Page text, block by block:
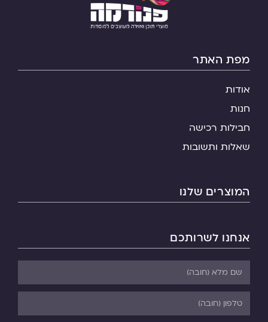
מפת האתר
אודות
חנות
חבילות רכישה
שאלות ותשובות
המוצרים שלנו
אנחנו לשרותכם